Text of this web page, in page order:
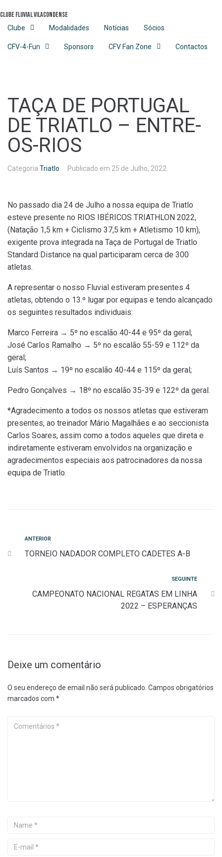
to
content
Clube Fluvial Vilacondense
Clube Modalidades Notícias Sócios
CFV-4-Fun Sponsors CFV Fan Zone Contactos
TAÇA DE PORTUGAL
DE TRIATLO – ENTRE-
OS-RIOS
Categoria Triatlo Publicado em 25 de Julho, 2022
No passado dia 24 de Julho a nossa equipa de Triatlo
esteve presente no RIOS IBÉRICOS TRIATHLON 2022,
(Natação 1,5 km + Ciclismo 37,5 km + Atletismo 10 km),
exigente prova integrada na Taça de Portugal de Triatlo
Standard Distance na qual participaram cerca de 300
atletas.
A representar o nosso Fluvial estiveram presentes 4
atletas, obtendo o 13.º lugar por equipas e tendo alcançado
os seguintes resultados individuais:
Marco Ferreira → 5º no escalão 40-44 e 95º da geral;
José Carlos Ramalho → 5º no escalão 55-59 e 112º da
geral;
Luís Santos → 19º no escalão 40-44 e 115º da geral;
Pedro Gonçalves → 18º no escalão 35-39 e 122º da geral.
*Agradecimento a todos os nossos atletas que estiveram
presentes, ao treinador Mário Magalhães e ao seccionista
Carlos Soares, assim como a todos aqueles que direta e
indiretamente estiveram envolvidos na organização e
agradecimentos especiais aos patrocinadores da nossa
equipa de Triatlo.
Navegação
de
Anterior
ANTERIOR
TORNEIO NADADOR COMPLETO CADETES A-B
SEGUINTE
CAMPEONATO NACIONAL REGATAS EM LINHA
2022 – ESPERANÇAS
Deixe um comentário
O seu endereço de email não será publicado. Campos obrigatórios
marcados com *